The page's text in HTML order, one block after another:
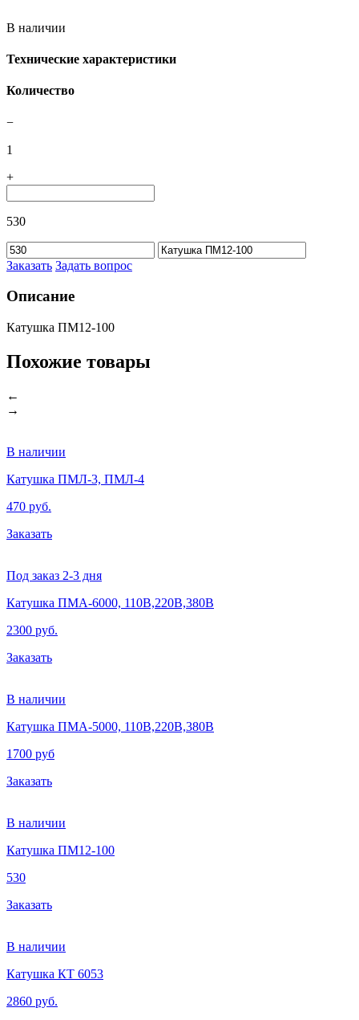
В наличии
Технические характеристики
Количество
−
1
+
530
Заказать Задать вопрос
Описание
Катушка ПМ12-100
Похожие товары
←
→
В наличии
Катушка ПМЛ-3, ПМЛ-4
470 руб.
Заказать
Под заказ 2-3 дня
Катушка ПМА-6000, 110В,220В,380В
2300 руб.
Заказать
В наличии
Катушка ПМА-5000, 110В,220В,380В
1700 руб
Заказать
В наличии
Катушка ПМ12-100
530
Заказать
В наличии
Катушка КТ 6053
2860 руб.